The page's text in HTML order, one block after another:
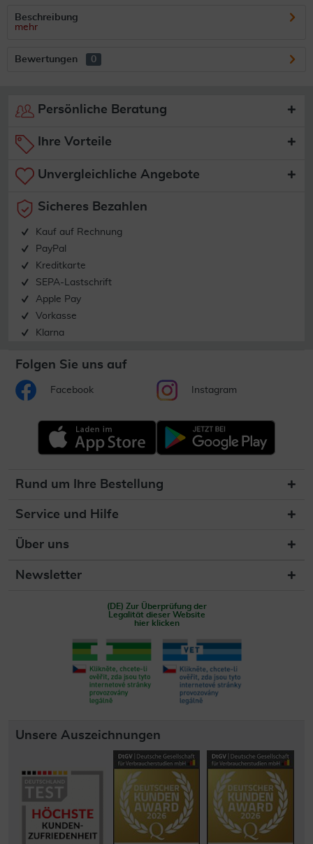
Beschreibung
mehr
Bewertungen 0
Persönliche Beratung
Ihre Vorteile
Unvergleichliche Angebote
Sicheres Bezahlen
Kauf auf Rechnung
PayPal
Kreditkarte
SEPA-Lastschrift
Apple Pay
Vorkasse
Klarna
Folgen Sie uns auf
Facebook Instagram
Rund um Ihre Bestellung
Service und Hilfe
Über uns
Newsletter
(DE) Zur Überprüfung der
Legalität dieser Website
hier klicken
Unsere Auszeichnungen